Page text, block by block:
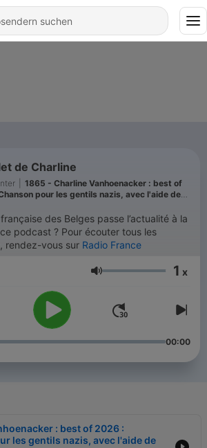
de Charline
1865 - Charline Vanhoenacker : best of
pour les gentils nazis, avec l'aide de
des Belges passe l’actualité à la
rendez-vous sur Radio France
Lautstärke 1 x
00:00
: best of 2026 :
les gentils nazis, avec l'aide de